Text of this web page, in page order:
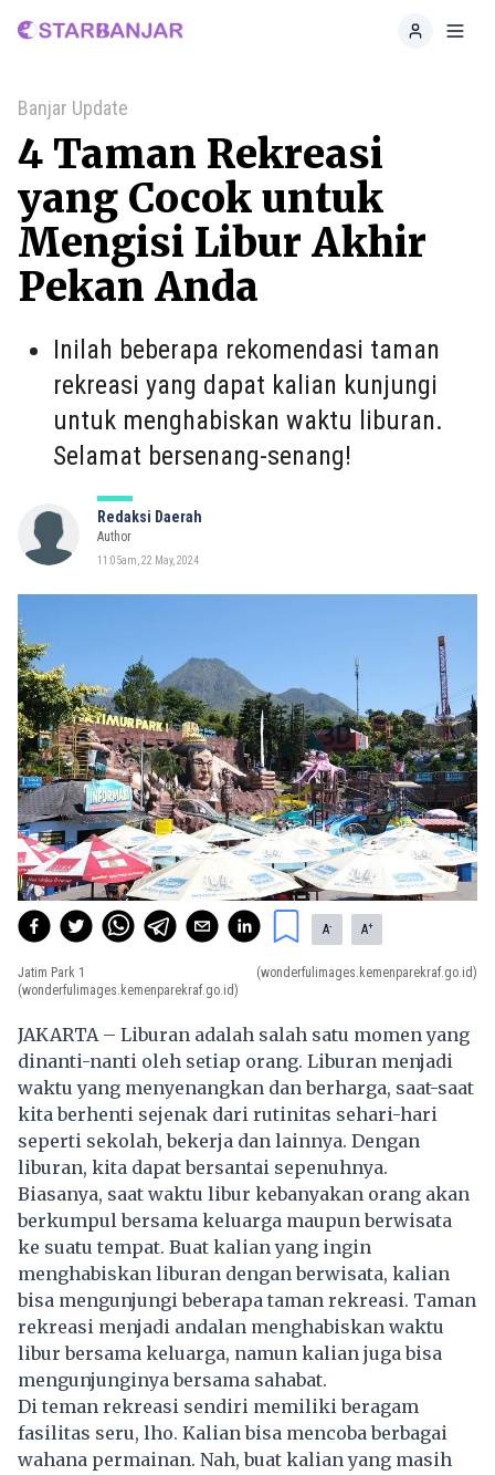
Home
Banjar Update
4 Taman Rekreasi
yang Cocok untuk
Mengisi Libur Akhir
Pekan Anda
Inilah beberapa rekomendasi taman
rekreasi yang dapat kalian kunjungi
untuk menghabiskan waktu liburan.
Selamat bersenang-senang!
Redaksi Daerah
Author
11:05am, 22 May, 2024
A- A+
Jatim Park 1
(wonderfulimages.kemenparekraf.go.id)
(wonderfulimages.kemenparekraf.go.id)
JAKARTA – Liburan adalah salah satu momen yang
dinanti-nanti oleh setiap orang. Liburan menjadi
waktu yang menyenangkan dan berharga, saat-saat
kita berhenti sejenak dari rutinitas sehari-hari
seperti sekolah, bekerja dan lainnya. Dengan
liburan, kita dapat bersantai sepenuhnya.
Biasanya, saat waktu libur kebanyakan orang akan
berkumpul bersama keluarga maupun berwisata
ke suatu tempat. Buat kalian yang ingin
menghabiskan liburan dengan berwisata, kalian
bisa mengunjungi beberapa taman rekreasi. Taman
rekreasi menjadi andalan menghabiskan waktu
libur bersama keluarga, namun kalian juga bisa
mengunjunginya bersama sahabat.
Di teman rekreasi sendiri memiliki beragam
fasilitas seru, lho. Kalian bisa mencoba berbagai
wahana permainan. Nah, buat kalian yang masih